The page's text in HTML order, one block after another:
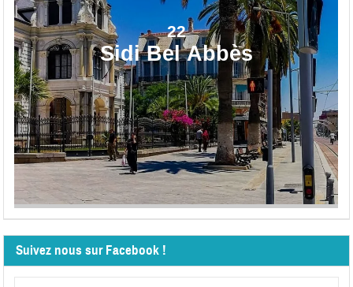
22
Sidi Bel Abbès
Suivez nous sur Facebook !